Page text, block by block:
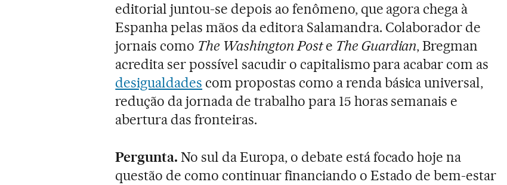
editorial juntou-se depois ao fenômeno, que agora chega à
Espanha pelas mãos da editora Salamandra. Colaborador de
jornais como The Washington Poste The Guardian, Bregman
acredita ser possível sacudir o capitalismo para acabar com as
desigualdades com propostas como a renda básica universal,
redução da jornada de trabalho para 15 horas semanais e
abertura das fronteiras.
Pergunta. No sul da Europa, o debate está focado hoje na
questão de como continuar financiando o Estado de bem-estar